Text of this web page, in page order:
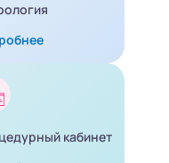
кабинет